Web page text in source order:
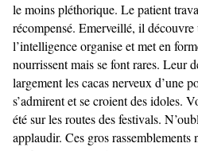
le moins pléthorique. Le patient
récompensé. Emerveillé, il
l’intelligence organise et met en
nourrissent mais se font rares. Leur
largement les cacas nerveux d’une
s’admirent et se croient des idoles.
été sur les routes des festivals.
applaudir. Ces gros rassemblements